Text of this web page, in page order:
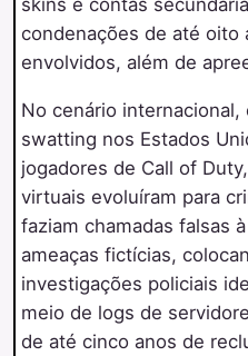
skins e contas
condenações de até oito
envolvidos, além de
No cenário internacional,
swatting nos Estados
jogadores de Call of
virtuais evoluíram para
faziam chamadas falsas
ameaças fictícias,
investigações policiais
meio de logs de
de até cinco anos de